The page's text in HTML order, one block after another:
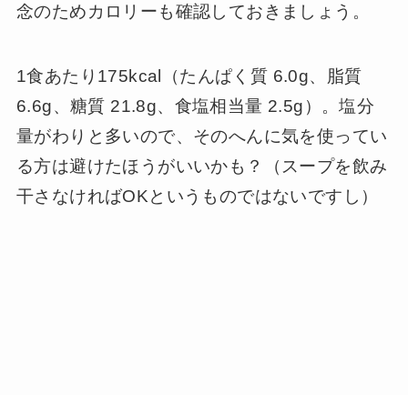
念のためカロリーも確認しておきましょう。
1食あたり175kcal（たんぱく質 6.0g、脂質
6.6g、糖質 21.8g、食塩相当量 2.5g）。塩分
量がわりと多いので、そのへんに気を使ってい
る方は避けたほうがいいかも？（スープを飲み
干さなければOKというものではないですし）